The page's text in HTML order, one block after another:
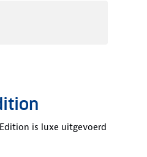
is luxe uitgevoerd